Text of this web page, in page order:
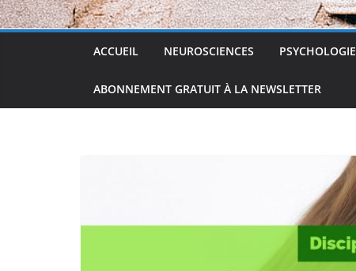
ACCUEIL NEUROSCIENCES PSYCHOLOGIE
ABONNEMENT GRATUIT À LA NEWSLETTER